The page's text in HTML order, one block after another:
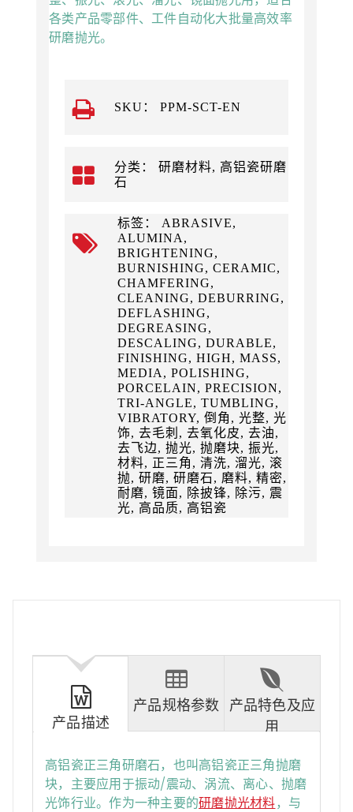
各类产品零部件、工件自动化大批量高效率
研磨抛光。
SKU： PPM-SCT-EN
分类： 研磨材料, 高铝瓷研磨
石
标签： ABRASIVE,
ALUMINA,
BRIGHTENING,
BURNISHING, CERAMIC,
CHAMFERING,
CLEANING, DEBURRING,
DEFLASHING,
DEGREASING,
DESCALING, DURABLE,
FINISHING, HIGH, MASS,
MEDIA, POLISHING,
PORCELAIN, PRECISION,
TRI-ANGLE, TUMBLING,
VIBRATORY, 倒角, 光整, 光
饰, 去毛刺, 去氧化皮, 去油,
去飞边, 抛光, 抛磨块, 振光,
材料, 正三角, 清洗, 溜光, 滚
抛, 研磨, 研磨石, 磨料, 精密,
耐磨, 镜面, 除披锋, 除污, 震
光, 高品质, 高铝瓷
产品描述
产品规格参数
产品特色及应
用
高铝瓷正三角研磨石，也叫高铝瓷正三角抛磨
块，主要应用于振动/震动、涡流、离心、抛磨
光饰行业。作为一种主要的研磨抛光材料，与